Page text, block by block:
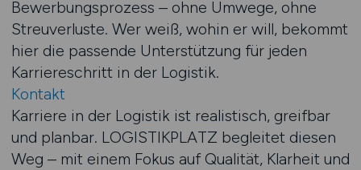
Bewerbungsprozess – ohne Umwege, ohne
Streuverluste. Wer weiß, wohin er will, bekommt
hier die passende Unterstützung für jeden
Karriereschritt in der Logistik.
Kontakt
Karriere in der Logistik ist realistisch, greifbar
und planbar. LOGISTIKPLATZ begleitet diesen
Weg – mit einem Fokus auf Qualität, Klarheit und